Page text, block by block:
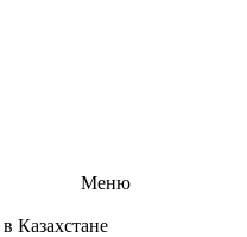
Меню
Казахстане